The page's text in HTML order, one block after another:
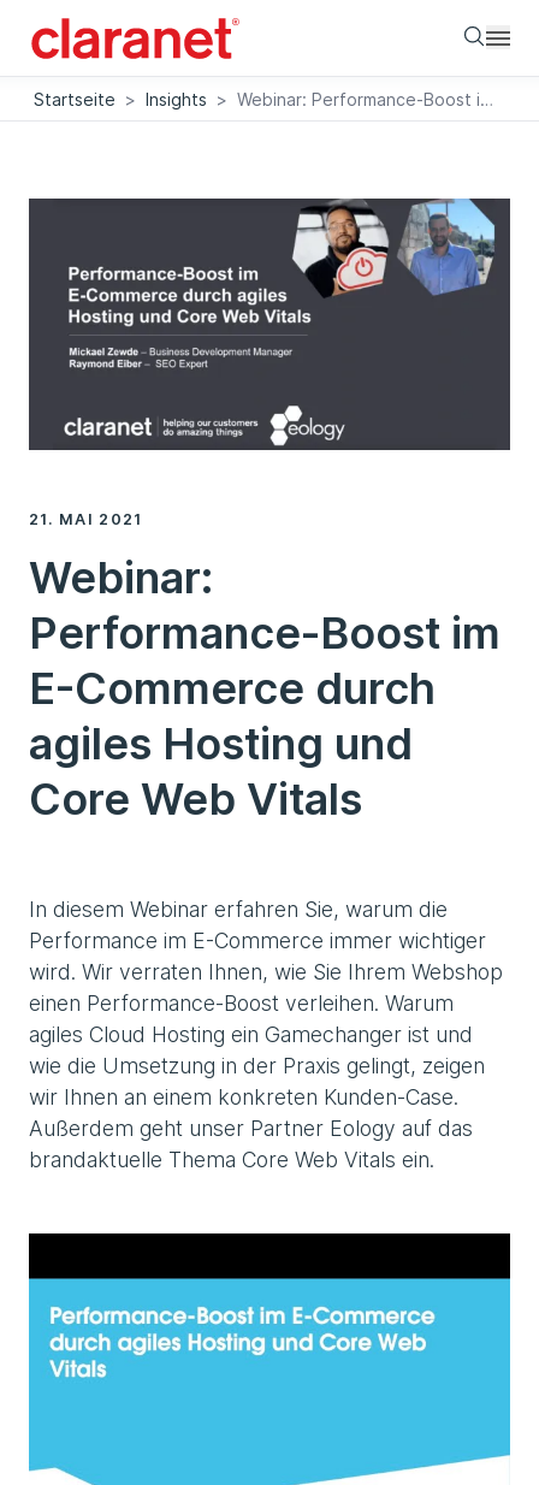
Startseite > Insights > Webinar: Performance-Boost im E-Commerce durch agiles Hosting und Core Web Vitals
21. MAI 2021
Webinar:
Performance-Boost im
E-Commerce durch
agiles Hosting und
Core Web Vitals
In diesem Webinar erfahren Sie, warum die
Performance im E-Commerce immer wichtiger
wird. Wir verraten Ihnen, wie Sie Ihrem Webshop
einen Performance-Boost verleihen. Warum
agiles Cloud Hosting ein Gamechanger ist und
wie die Umsetzung in der Praxis gelingt, zeigen
wir Ihnen an einem konkreten Kunden-Case.
Außerdem geht unser Partner Eology auf das
brandaktuelle Thema Core Web Vitals ein.